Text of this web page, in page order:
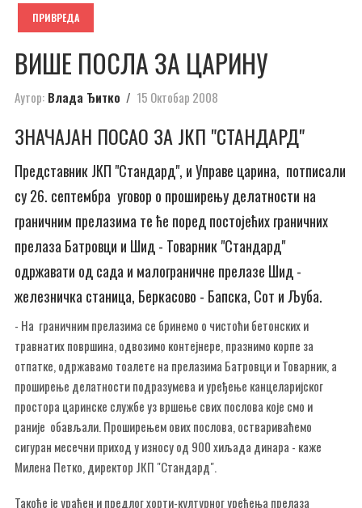
ПРИВРЕДА
ВИШЕ ПОСЛА ЗА ЦАРИНУ
Аутор: Влада Ђитко 15 Октобар 2008
ЗНАЧАЈАН ПОСАО ЗА ЈКП "СТАНДАРД"
Представник ЈКП "Стандард", и Управе царина, потписали
су 26. септембра уговор о проширењу делатности на
граничним прелазима те ће поред постојећих граничних
прелаза Батровци и Шид - Товарник "Стандард"
одржавати од сада и малограничне прелазе Шид -
железничка станица, Беркасово - Бапска, Сот и Љуба.
- На граничним прелазима се бринемо о чистоћи бетонских и
травнатих површина, одвозимо контејнере, празнимо корпе за
отпатке, одржавамо тоалете на прелазима Батровци и Товарник, а
проширење делатности подразумева и уређење канцеларијског
простора царинске службе уз вршење свих послова које смо и
раније обављали. Проширењем ових послова, оствариваћемо
сигуран месечни приход у износу од 900 хиљада динара - каже
Милена Петко, директор ЈКП "Стандард".
Такође је урађен и предлог хорти-културног уређења прелаза